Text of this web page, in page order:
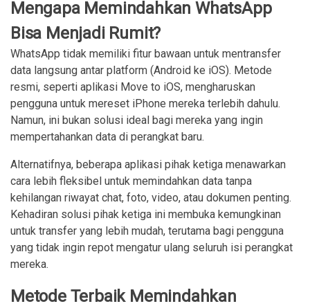
Mengapa Memindahkan WhatsApp
Bisa Menjadi Rumit?
WhatsApp tidak memiliki fitur bawaan untuk mentransfer
data langsung antar platform (Android ke iOS). Metode
resmi, seperti aplikasi Move to iOS, mengharuskan
pengguna untuk mereset iPhone mereka terlebih dahulu.
Namun, ini bukan solusi ideal bagi mereka yang ingin
mempertahankan data di perangkat baru.
Alternatifnya, beberapa aplikasi pihak ketiga menawarkan
cara lebih fleksibel untuk memindahkan data tanpa
kehilangan riwayat chat, foto, video, atau dokumen penting.
Kehadiran solusi pihak ketiga ini membuka kemungkinan
untuk transfer yang lebih mudah, terutama bagi pengguna
yang tidak ingin repot mengatur ulang seluruh isi perangkat
mereka.
Metode Terbaik Memindahkan